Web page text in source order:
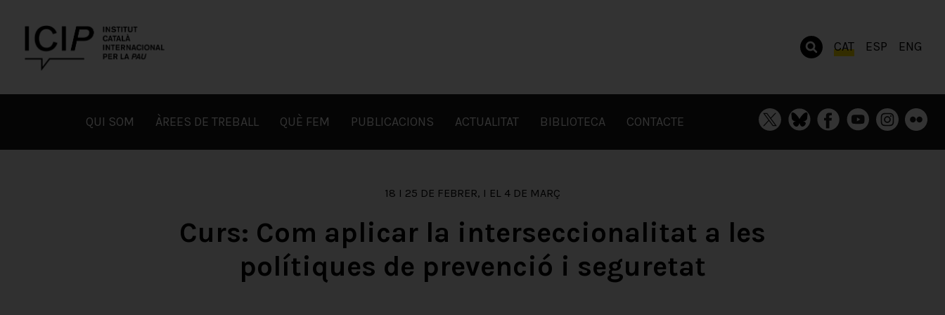
content
ICIP
CAT ESP ENG
QUI SOM ÀREES DE TREBALL QUÈ FEM PUBLICACIONS ACTUALITAT BIBLIOTECA CONTACTE
18 I 25 DE FEBRER, I EL 4 DE MARÇ
Curs: Com aplicar la interseccionalitat a les
polítiques de prevenció i seguretat